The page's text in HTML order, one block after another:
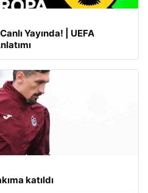
Yayında! | UEFA
katıldı